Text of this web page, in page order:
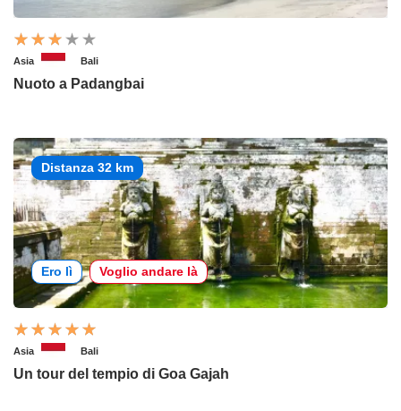
Asia Bali
Nuoto a Padangbai
Distanza 32 km
Ero lì Voglio andare là
Asia Bali
Un tour del tempio di Goa Gajah